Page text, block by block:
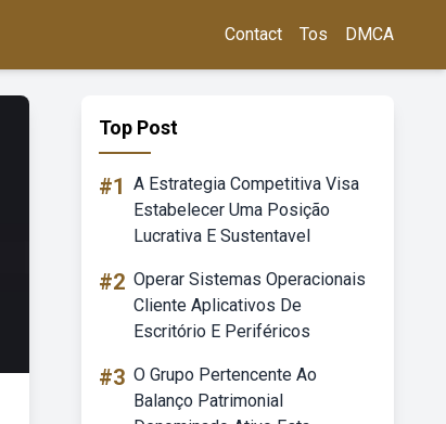
Contact Tos DMCA
Top Post
#1 A Estrategia Competitiva Visa
Estabelecer Uma Posição
Lucrativa E Sustentavel
#2 Operar Sistemas Operacionais
Cliente Aplicativos De
Escritório E Periféricos
#3 O Grupo Pertencente Ao
Balanço Patrimonial